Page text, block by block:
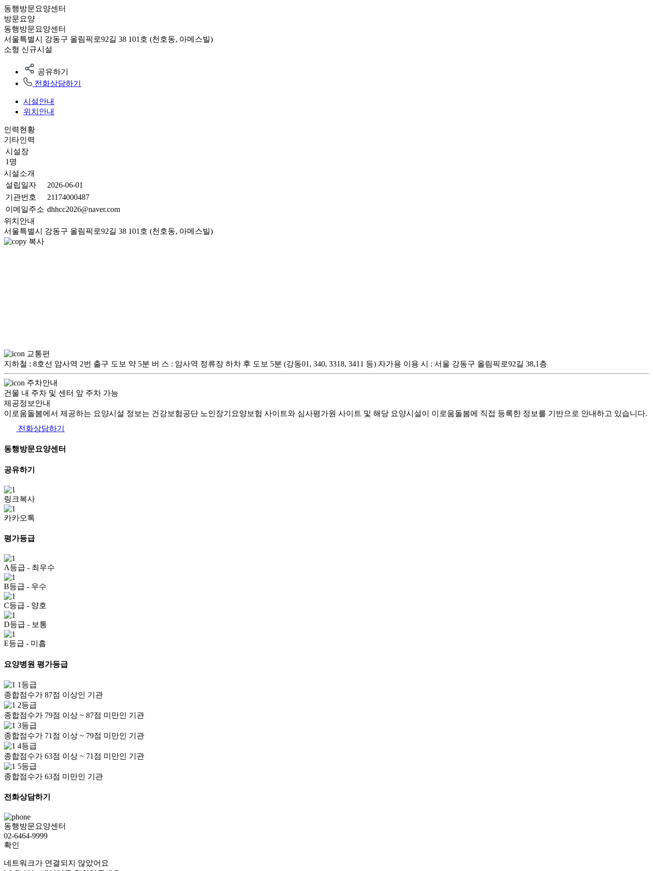
동행방문요양센터
방문요양
동행방문요양센터
서울특별시 강동구 올림픽로92길 38 101호 (천호동, 아메스빌)
소형 신규시설
공유하기
전화상담하기
시설안내
위치안내
인력현황
기타인력
시설장
1명
시설소개
설립일자
2026-06-01
기관번호
21174000487
이메일주소 dhhcc2026@naver.com
위치안내
서울특별시 강동구 올림픽로92길 38 101호 (천호동, 아메스빌)
복사
교통편
지하철 : 8호선 암사역 2번 출구 도보 약 5분 버 스 : 암사역 정류장 하차 후 도보 5분 (강동01, 340, 3318, 3411 등) 자가용 이용 시 : 서울 강동구 올림픽로92길 38,1층
주차안내
건물 내 주차 및 센터 앞 주차 가능
제공정보안내
이로움돌봄에서 제공하는 요양시설 정보는 건강보험공단 노인장기요양보험 사이트와 심사평가원 사이트 및 해당 요양시설이 이로움돌봄에 직접 등록한 정보를 기반으로 안내하고 있습니다.
전화상담하기
동행방문요양센터
공유하기
링크복사
카카오톡
평가등급
A등급 - 최우수
B등급 - 우수
C등급 - 양호
D등급 - 보통
E등급 - 미흡
요양병원 평가등급
1등급
종합점수가 87점 이상인 기관
2등급
종합점수가 79점 이상 ~ 87점 미만인 기관
3등급
종합점수가 71점 이상 ~ 79점 미만인 기관
4등급
종합점수가 63점 이상 ~ 71점 미만인 기관
5등급
종합점수가 63점 미만인 기관
전화상담하기
동행방문요양센터
02-6464-9999
확인
네트워크가 연결되지 않았어요